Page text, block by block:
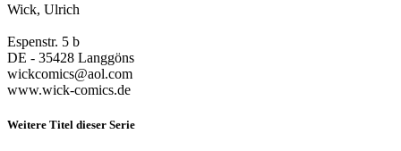
Wick, Ulrich
Espenstr. 5 b
DE - 35428 Langgöns
wickcomics@aol.com
www.wick-comics.de
Weitere Titel dieser Serie